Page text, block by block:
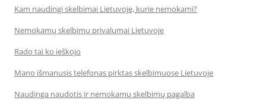
Kam naudingi skelbimai Lietuvoje, kurie nemokami?
Nemokamų skelbimų privalumai Lietuvoje
Rado tai ko ieškojo
Mano išmanusis telefonas pirktas skelbimuose Lietuvoje
Naudinga naudotis ir nemokamų skelbimų pagalba